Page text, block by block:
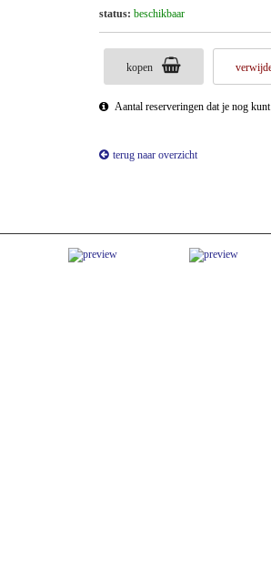
status: beschikbaar
kopen
Aantal reserveringen dat je nog
terug naar overzicht